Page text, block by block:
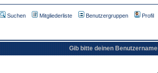
Suchen Mitgliederliste Benutzergruppen Profil
Gib bitte deinen